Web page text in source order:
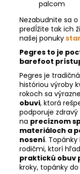
palcom
Nezabudnite sa
predĺžite tak ich
našej ponuky
Pegres to je
barefoot
Pegres je
históriou výroby
rokoch sa
obuvi, ktorá
podporuje zdravý
na precíznom
materiáloch a
nosení.
rodičmi, ktorí
praktickú obuv
kroky, topánky